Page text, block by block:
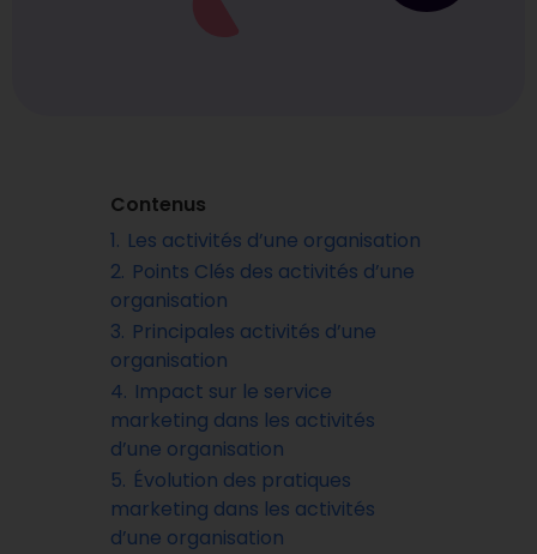
Contenus
1. Les activités d’une organisation
2. Points Clés des activités d’une
organisation
3. Principales activités d’une
organisation
4. Impact sur le service
marketing dans les activités
d’une organisation
5. Évolution des pratiques
marketing dans les activités
d’une organisation